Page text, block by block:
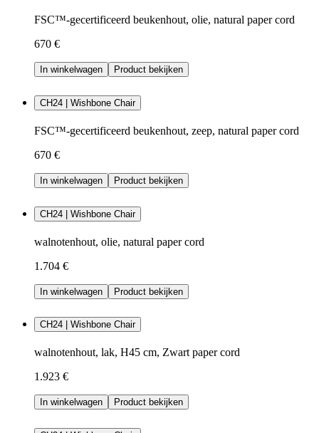
FSC™-gecertificeerd beukenhout, olie, natural paper cord
670 €
In winkelwagen Product bekijken
CH24 | Wishbone Chair
FSC™-gecertificeerd beukenhout, zeep, natural paper cord
670 €
In winkelwagen Product bekijken
CH24 | Wishbone Chair
walnotenhout, olie, natural paper cord
1.704 €
In winkelwagen Product bekijken
CH24 | Wishbone Chair
walnotenhout, lak, H45 cm, Zwart paper cord
1.923 €
In winkelwagen Product bekijken